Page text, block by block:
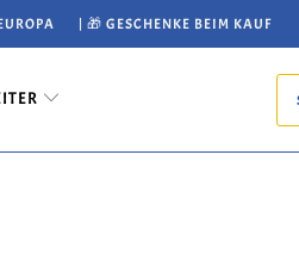
| 🎁 GESCHENKE BEIM KAUF